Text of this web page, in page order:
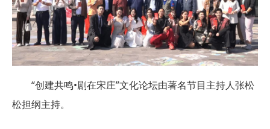
“创建共鸣•剧在宋庄”文化论坛由著名节目主持人张松
松担纲主持。